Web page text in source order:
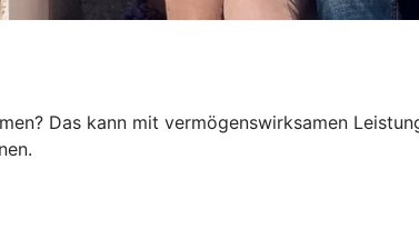
Das kann mit vermögenswirksamen